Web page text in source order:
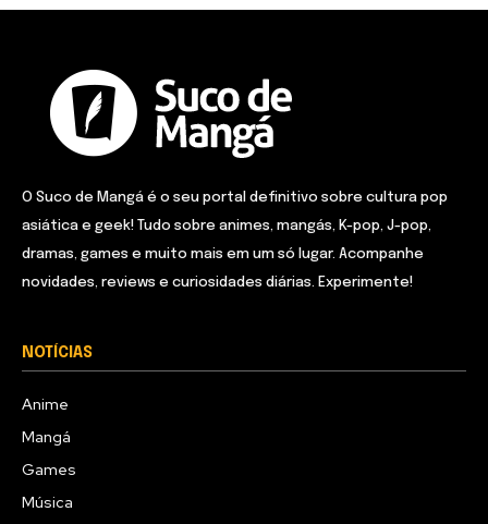
O Suco de Mangá é o seu portal definitivo sobre cultura pop
asiática e geek! Tudo sobre animes, mangás, K-pop, J-pop,
dramas, games e muito mais em um só lugar. Acompanhe
novidades, reviews e curiosidades diárias. Experimente!
NOTÍCIAS
Anime
Mangá
Games
Música